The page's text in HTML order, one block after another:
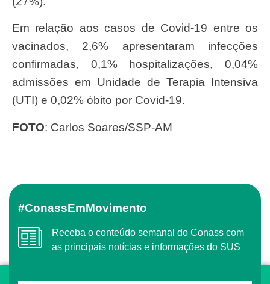
Em relação aos casos de Covid-19 entre os
vacinados, 2,6% apresentaram infecções
confirmadas, 0,1% hospitalizações, 0,04%
admissões em Unidade de Terapia Intensiva
(UTI) e 0,02% óbito por Covid-19.
FOTO: Carlos Soares/SSP-AM
#ConassEmMovimento
Receba o conteúdo semanal do Conass com
as principais notícias e informações do SUS